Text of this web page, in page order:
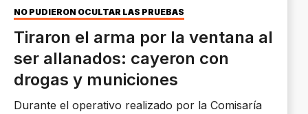
NO PUDIERON OCULTAR LAS PRUEBAS
Tiraron el arma por la ventana al
ser allanados: cayeron con
drogas y municiones
Durante el operativo realizado por la Comisaría